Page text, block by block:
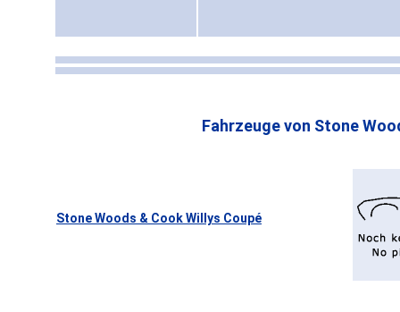
Fahrzeuge von Stone
Stone Woods & Cook Willys Coupé